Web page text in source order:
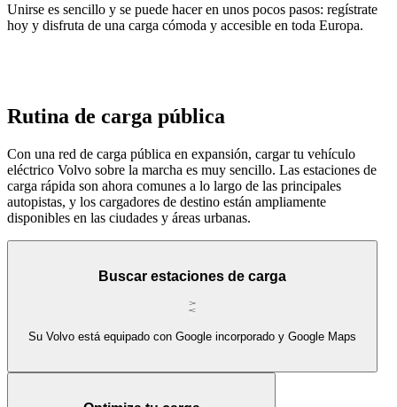
Unirse es sencillo y se puede hacer en unos pocos pasos: regístrate
hoy y disfruta de una carga cómoda y accesible en toda Europa.
Rutina de carga pública
Con una red de carga pública en expansión, cargar tu vehículo
eléctrico Volvo sobre la marcha es muy sencillo. Las estaciones de
carga rápida son ahora comunes a lo largo de las principales
autopistas, y los cargadores de destino están ampliamente
disponibles en las ciudades y áreas urbanas.
Buscar estaciones de carga
Su Volvo está equipado con Google incorporado y Google Maps